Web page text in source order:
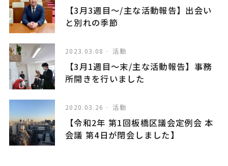
【3月3週目〜/主な活動報告】出会い
と別れの季節
2023.03.08 活動
【3月1週目〜末/主な活動報告】事務
所開きを行いました
2020.03.26 活動
【令和2年 第1回板橋区議会定例会 本
会議 第4日が閉会しました】